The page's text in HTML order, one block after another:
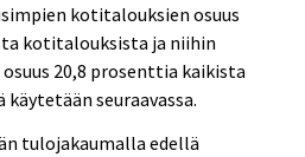
kotitalouksien osuus
kotitalouksista ja niihin
20,8 prosenttia kaikista
seuraavassa.
tulojakaumalla edellä